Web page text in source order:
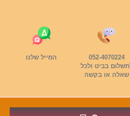
052-4070224
בביט ולכל
שאלה או בקשה
המייל שלנו